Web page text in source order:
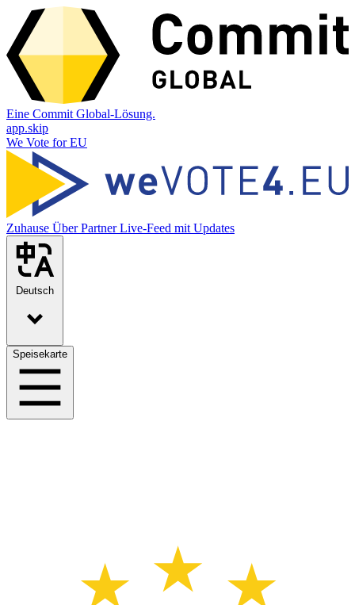
Eine Commit Global-Lösung.
app.skip
We Vote for EU
Zuhause ÜberPartnerLive-Feed mit Updates
Deutsch
Speisekarte